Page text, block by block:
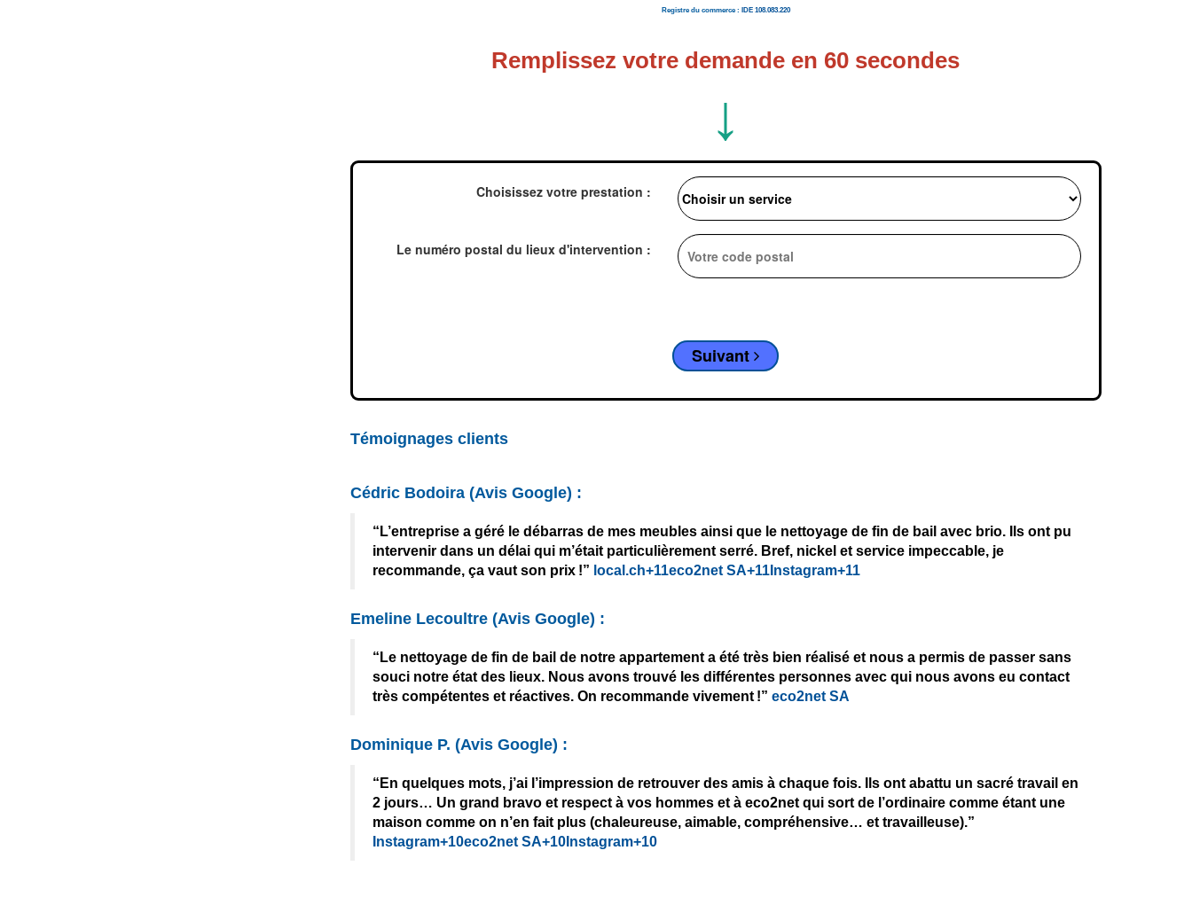
Registre du commerce : IDE 108.083.220
Remplissez votre demande en 60 secondes
↓
Choisissez votre prestation :
Le numéro postal du lieux d'intervention :
Suivant
Témoignages clients
Cédric Bodoira(Avis Google) :
“L’entreprise a géré le débarras de mes meubles ainsi que le nettoyage de fin de bail avec brio. Ils ont pu
intervenir dans un délai qui m’était particulièrement serré. Bref, nickel et service impeccable, je
recommande, ça vaut son prix !” local.ch+11eco2net SA+11Instagram+11
Emeline Lecoultre(Avis Google) :
“Le nettoyage de fin de bail de notre appartement a été très bien réalisé et nous a permis de passer sans
souci notre état des lieux. Nous avons trouvé les différentes personnes avec qui nous avons eu contact
très compétentes et réactives. On recommande vivement !” eco2net SA
Dominique P. (Avis Google) :
“En quelques mots, j’ai l’impression de retrouver des amis à chaque fois. Ils ont abattu un sacré travail en
2 jours… Un grand bravo et respect à vos hommes et à eco2net qui sort de l’ordinaire comme étant une
maison comme on n’en fait plus (chaleureuse, aimable, compréhensive… et travailleuse).”
Instagram+10eco2net SA+10Instagram+10